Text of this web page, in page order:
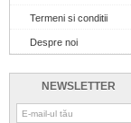
Termeni si conditii
Despre noi
NEWSLETTER